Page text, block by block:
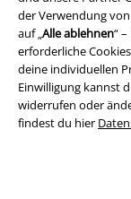
der Verwendung
auf „Alle ablehnen“
erforderliche
deine individuellen
Einwilligung kannst
widerrufen oder
findest du hier
Datenschutz
Entsorgung und